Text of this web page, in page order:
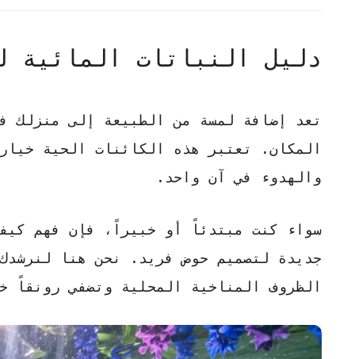
دليل النباتات المائية
تعد إضافة لمسة من الطبيعة إلى منزلك
المكان.
تعتبر هذه الكائنات الحية
والهدوء في آن واحد.
سواء كنت مبتدئاً أو خبيراً، فإن فهم
جديدة لتصميم حوض فريد. نحن هنا
الظروف المناخية المحلية وتضفي رونقاً